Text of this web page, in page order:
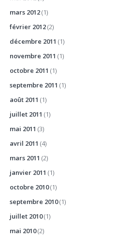
mars 2012(1)
février 2012(2)
décembre 2011 (1)
novembre 2011 (1)
octobre 2011 (1)
septembre 2011 (1)
août 2011 (1)
juillet 2011 (1)
mai 2011 (3)
avril 2011 (4)
mars 2011 (2)
janvier 2011 (1)
octobre 2010(1)
septembre 2010(1)
juillet 2010(1)
mai 2010(2)